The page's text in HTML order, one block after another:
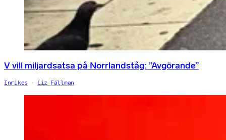
V vill miljardsatsa på Norrlandståg: ”Avgörande”
Inrikes Liz Fällman